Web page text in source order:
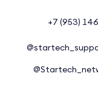
+7 (953)